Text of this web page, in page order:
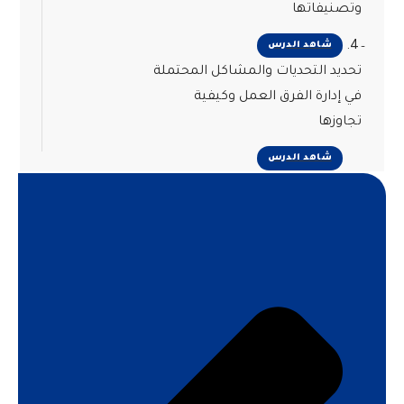
وتصنيفاتها
شاهد الدرس
4.
تحديد التحديات والمشاكل المحتملة
في إدارة الفرق العمل وكيفية
تجاوزها
شاهد الدرس